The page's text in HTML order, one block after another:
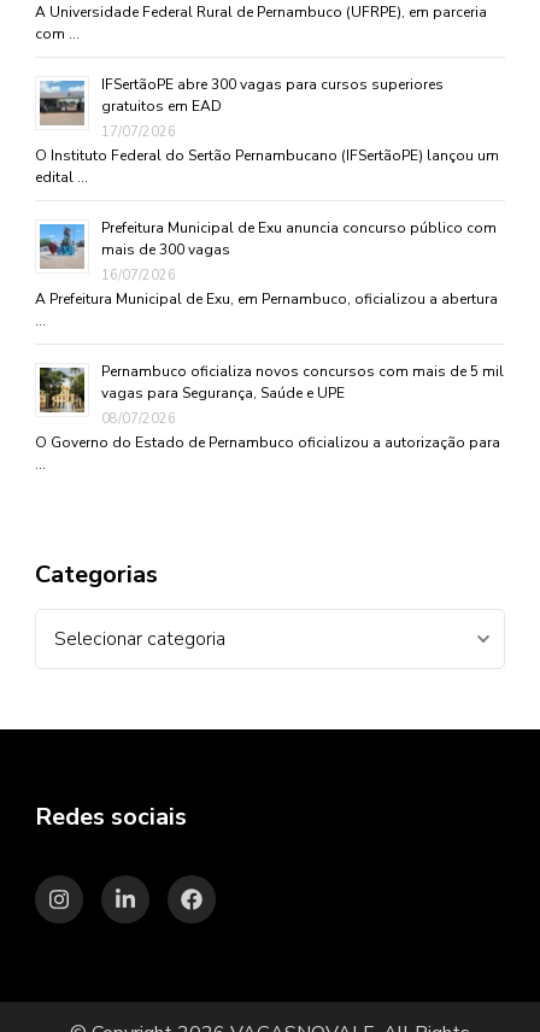
A Universidade Federal Rural de Pernambuco (UFRPE), em parceria
com …
IFSertãoPE abre 300 vagas para cursos superiores
gratuitos em EAD
17/07/2026
O Instituto Federal do Sertão Pernambucano (IFSertãoPE) lançou um
edital …
Prefeitura Municipal de Exu anuncia concurso público com
mais de 300 vagas
16/07/2026
A Prefeitura Municipal de Exu, em Pernambuco, oficializou a abertura
…
Pernambuco oficializa novos concursos com mais de 5 mil
vagas para Segurança, Saúde e UPE
08/07/2026
O Governo do Estado de Pernambuco oficializou a autorização para
…
Categorias
Redes sociais